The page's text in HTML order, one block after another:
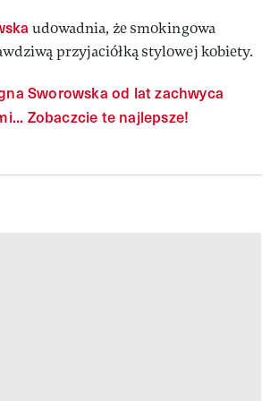
udowadnia, że smokingowa
przyjaciółką stylowej kobiety.
Sworowska od lat zachwyca
Zobaczcie te najlepsze!